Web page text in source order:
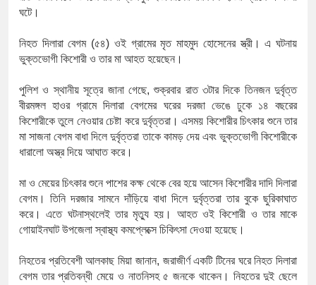
খিলক্ষেত থানা বিএনপির যুগ্ম
সার্ককে আরও গতিশীল করতে চায়
প্রেমের সম্পর্ক ছিন্ন না করায় মা-
হামের উপসর্গে আরও ৬ প্রাণহানি,
অবশেষে পদত্যাগ করলেন ভারতের
জামায়াত ফেরেশতাদের দল নয়,
ঘটে।
নিহত দিলারা বেগম(৫৪) ওই গ্রামের মৃত মাহমুদ হোসেনের স্ত্রী। এ ঘটনায়
ভুক্তভোগী কিশোরী ও তার মা আহত হয়েছেন।
পুলিশ ও স্থানীয় সূত্রে জানা গেছে,শুক্রবার রাত ৩টার দিকে তিনজন দুর্বৃত্ত
বীরমঙ্গল হাওর গ্রামে দিলারা বেগমের ঘরের দরজা ভেঙে ঢুকে ১৪ বছরের
কিশোরীকে তুলে নেওয়ার চেষ্টা করে দুর্বৃত্তরা। এসময় কিশোরীর চিৎকার শুনে তার
মা সাজনা বেগম বাধা দিলে দুর্বৃত্তরা তাকে কামড় দেয় এবং ভুক্তভোগী কিশোরীকে
ধারালো অস্ত্র দিয়ে আঘাত করে।
মা ও মেয়ের চিৎকার শুনে পাশের কক্ষ থেকে বের হয়ে আসেন কিশোরীর দাদি দিলারা
বেগম।
তিনি দরজার সামনে দাঁড়িয়ে বাধা দিলে দুর্বৃত্তরা তার বুকে ছুরিকাঘাত
করে।
এতে ঘটনাস্থলেই তার মৃত্যু হয়। আহত ওই কিশোরী ও তার মাকে
গোয়াইনঘাট উপজেলা স্বাস্থ্য কমপ্লেক্সে চিকিৎসা দেওয়া হয়েছে।
নিহতের প্রতিবেশী আলকাছ মিয়া জানান, জরাজীর্ণ একটি টিনের ঘরে নিহত দিলারা
বেগম তার প্রতিবন্ধী মেয়ে ও নাতনিসহ ৫ জনকে থাকেন। নিহতের দুই ছেলে